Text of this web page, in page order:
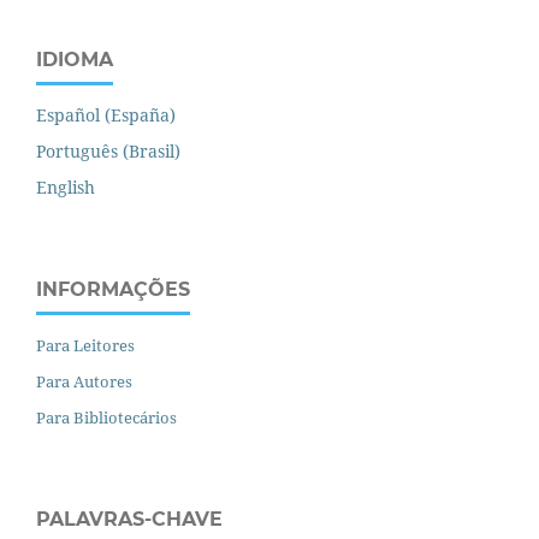
IDIOMA
Español (España)
Português (Brasil)
English
INFORMAÇÕES
Para Leitores
Para Autores
Para Bibliotecários
PALAVRAS-CHAVE